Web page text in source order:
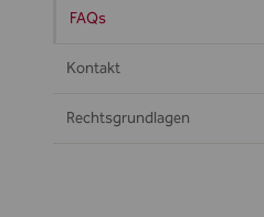
FAQs
Kontakt
Rechtsgrundlagen